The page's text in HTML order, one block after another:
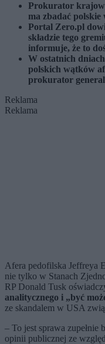
Prokurator
ma zbadać
Portal Zero.pl
składzie tego
informuje, że to
W ostatnich
polskich wątków
prokurator
Reklama
Reklama
Afera pedofilska Jeffreya
nie tylko w Stanach
RP Donald Tusk
analitycznego i „być
ze skandalem w USA
– To jest sprawa zupełnie
opinii publicznej ze